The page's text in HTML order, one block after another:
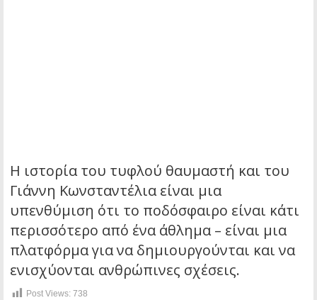
Η ιστορία του τυφλού θαυμαστή και του
Γιάννη Κωνσταντέλια είναι μια
υπενθύμιση ότι το ποδόσφαιρο είναι κάτι
περισσότερο από ένα άθλημα – είναι μια
πλατφόρμα για να δημιουργούνται και να
ενισχύονται ανθρώπινες σχέσεις.
Post Views: 738